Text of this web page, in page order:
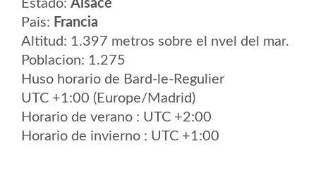
Estado: Alsace
Pais: Francia
Altitud: 1.397 metros sobre el nvel del mar.
Poblacion: 1.275
Huso horario de Bard-le-Regulier
UTC +1:00 (Europe/Madrid)
Horario de verano : UTC +2:00
Horario de invierno : UTC +1:00